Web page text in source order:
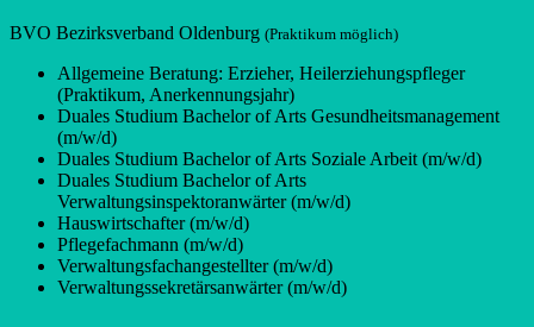
BVO Bezirksverband Oldenburg (Praktikum möglich)
Allgemeine Beratung: Erzieher, Heilerziehungspfleger
(Praktikum, Anerkennungsjahr)
Duales Studium Bachelor of Arts Gesundheitsmanagement
(m/w/d)
Duales Studium Bachelor of Arts Soziale Arbeit (m/w/d)
Duales Studium Bachelor of Arts
Verwaltungsinspektoranwärter (m/w/d)
Hauswirtschafter (m/w/d)
Pflegefachmann (m/w/d)
Verwaltungsfachangestellter (m/w/d)
Verwaltungssekretärsanwärter (m/w/d)